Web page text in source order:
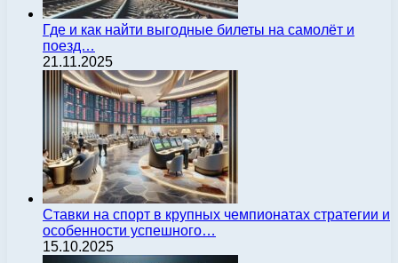
Где и как найти выгодные билеты на самолёт и
поезд…
21.11.2025
Ставки на спорт в крупных чемпионатах стратегии и
особенности успешного…
15.10.2025